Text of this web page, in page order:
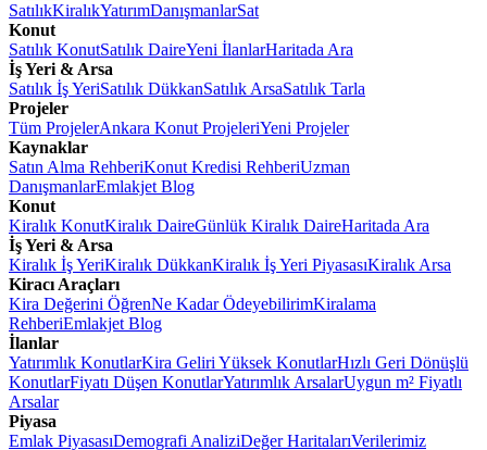
SatılıkKiralıkYatırımDanışmanlarSat
Konut
Satılık KonutSatılık DaireYeni İlanlarHaritada Ara
İş Yeri & Arsa
Satılık İş YeriSatılık DükkanSatılık ArsaSatılık Tarla
Projeler
Tüm ProjelerAnkara Konut ProjeleriYeni Projeler
Kaynaklar
Satın Alma RehberiKonut Kredisi RehberiUzman
DanışmanlarEmlakjet Blog
Konut
Kiralık KonutKiralık DaireGünlük Kiralık DaireHaritada Ara
İş Yeri & Arsa
Kiralık İş YeriKiralık DükkanKiralık İş Yeri PiyasasıKiralık Arsa
Kiracı Araçları
Kira Değerini ÖğrenNe Kadar ÖdeyebilirimKiralama
RehberiEmlakjet Blog
İlanlar
Yatırımlık KonutlarKira Geliri Yüksek KonutlarHızlı Geri Dönüşlü
KonutlarFiyatı Düşen KonutlarYatırımlık ArsalarUygun m² Fiyatlı
Arsalar
Piyasa
Emlak PiyasasıDemografi AnaliziDeğer HaritalarıVerilerimiz